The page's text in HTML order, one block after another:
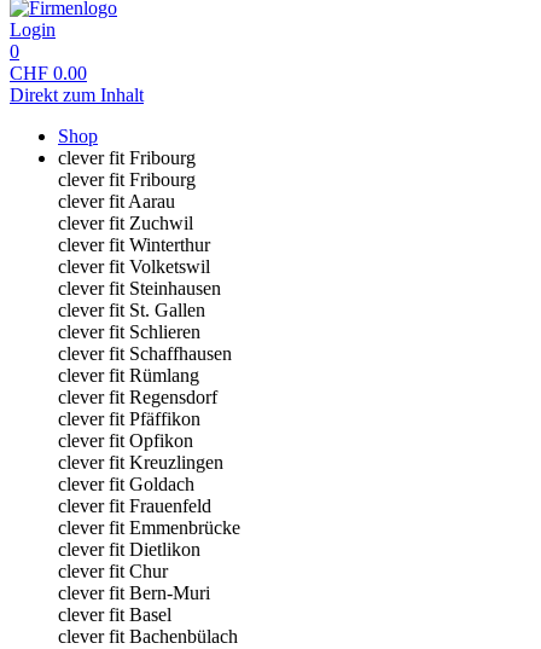
Login
0
CHF 0.00
Direkt zum Inhalt
Shop
clever fit Fribourg
clever fit Fribourg
clever fit Aarau
clever fit Zuchwil
clever fit Winterthur
clever fit Volketswil
clever fit Steinhausen
clever fit St. Gallen
clever fit Schlieren
clever fit Schaffhausen
clever fit Rümlang
clever fit Regensdorf
clever fit Pfäffikon
clever fit Opfikon
clever fit Kreuzlingen
clever fit Goldach
clever fit Frauenfeld
clever fit Emmenbrücke
clever fit Dietlikon
clever fit Chur
clever fit Bern-Muri
clever fit Basel
clever fit Bachenbülach